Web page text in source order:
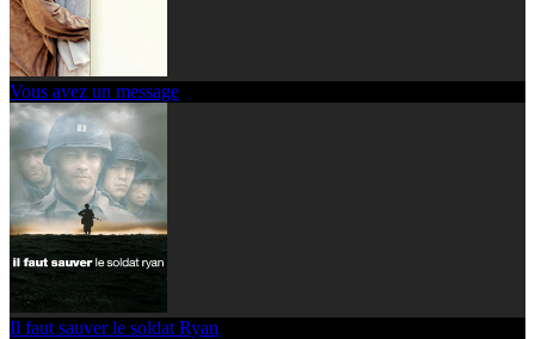
Vous avez un message
Il faut sauver le soldat Ryan